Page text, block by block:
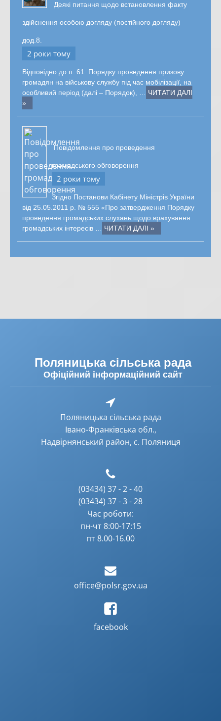
Деякі питання щодо встановлення факту
здійснення особою догляду (постійного догляду)
дод.8.
2 роки тому
Відповідно до п. 61 Порядку проведення призову
громадян на військову службу під час мобілізації, на
особливий період (далі – Порядок), …
ЧИТАТИ ДАЛІ
»
Повідомлення про проведення
громадського обговорення
2 роки тому
Згідно Постанови Кабінету Міністрів України
від 25.05.2011 р. № 555 «Про затвердження Порядку
проведення громадських слухань щодо врахування
громадських інтересів …
ЧИТАТИ ДАЛІ »
Поляницька сільська рада
Офіційний інформаційний сайт
Поляницька сільська рада
Івано-Франківська обл.,
Надвірнянський район, с. Поляниця
(03434) 37 - 2 - 40
(03434) 37 - 3 - 28
Час роботи:
пн-чт 8:00-17:15
пт 8.00-16.00
office@polsr.gov.ua
facebook